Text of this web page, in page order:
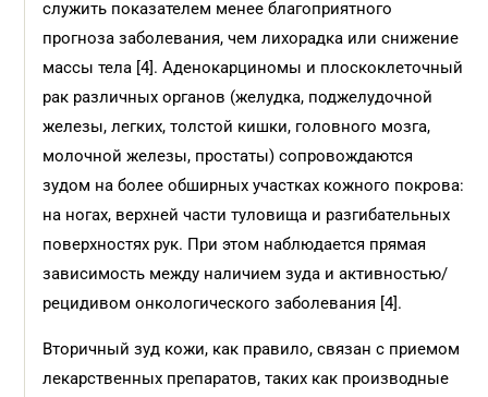
служить показателем менее благоприятного
прогноза заболевания, чем лихорадка или снижение
массы тела [4]. Аденокарциномы и плоскоклеточный
рак различных органов (желудка, поджелудочной
железы, легких, толстой кишки, головного мозга,
молочной железы, простаты) сопровождаются
зудом на более обширных участках кожного покрова:
на ногах, верхней части туловища и разгибательных
поверхностях рук. При этом наблюдается прямая
зависимость между наличием зуда и активностью/
рецидивом онкологического заболевания [4].
Вторичный зуд кожи, как правило, связан с приемом
лекарственных препаратов, таких как производные